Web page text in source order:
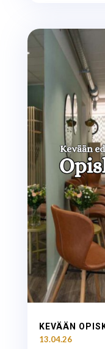
KEVÄÄN
13.04.26